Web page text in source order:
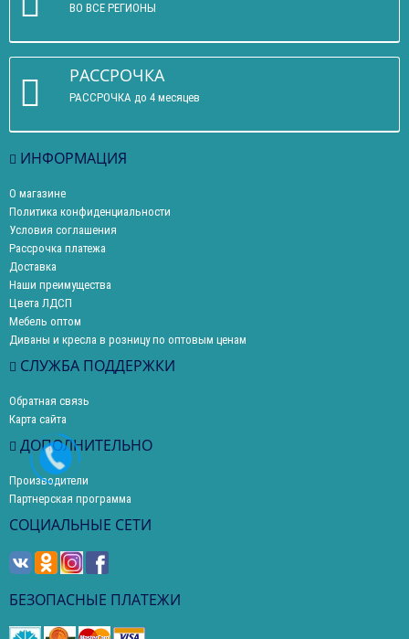
ВО ВСЕ РЕГИОНЫ
РАССРОЧКА
РАССРОЧКА до 4 месяцев
ИНФОРМАЦИЯ
О магазине
Политика конфиденциальности
Условия соглашения
Рассрочка платежа
Доставка
Наши преимущества
Цвета ЛДСП
Мебель оптом
Диваны и кресла в розницу по оптовым ценам
СЛУЖБА ПОДДЕРЖКИ
Обратная связь
Карта сайта
ДОПОЛНИТЕЛЬНО
Производители
Партнерская программа
СОЦИАЛЬНЫЕ СЕТИ
БЕЗОПАСНЫЕ ПЛАТЕЖИ